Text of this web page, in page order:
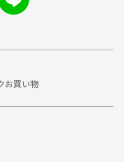
お買い物